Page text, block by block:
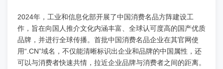
2024年，工业和信息化部开展了中国消费名品方阵建设工
作，旨在向国人推介文化内涵丰富、全球认可度高的国产优质
品牌，并进行全球传播。首批中国消费名品企业在其官网使
用“.CN”域名，不仅能清晰标识出企业和品牌的中国属性，还
可以与消费者快速共情，拉近企业品牌与消费者之间的距离。